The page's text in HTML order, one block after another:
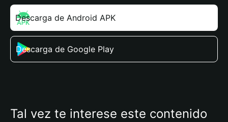
Descarga de Android APK
Descarga de Google Play
Tal vez te interese este contenido